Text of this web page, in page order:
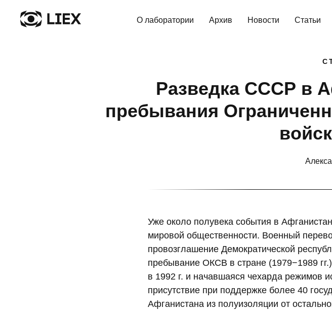
О лаборатории Архив Новости Статьи
Разведка СССР в
пребывания
Уже около полувека события в
мировой общественности. Военный
провозглашение Демократической
пребывание ОКСВ в стране (1979−1989
в 1992 г. и начавшаяся чехарда режимов
присутствие при поддержке более 40
Афганистана из полуизоляции от